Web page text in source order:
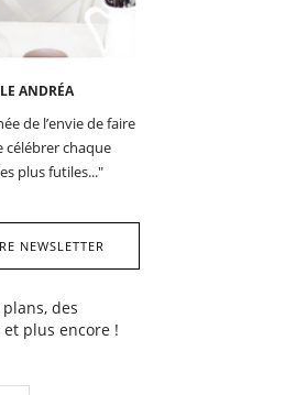
ANDRÉA
de l’envie de faire
célébrer chaque
plus futiles..."
NEWSLETTER
des
plus encore !